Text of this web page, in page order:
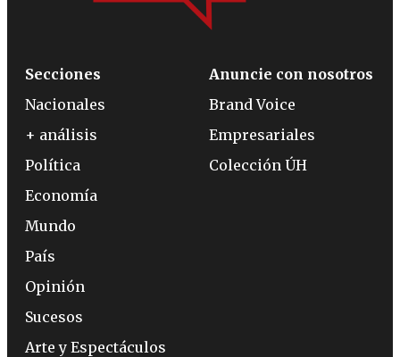
Secciones
Nacionales
+ análisis
Política
Economía
Mundo
País
Opinión
Sucesos
Arte y Espectáculos
Anuncie con nosotros
Brand Voice
Empresariales
Colección ÚH